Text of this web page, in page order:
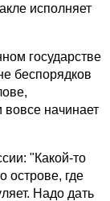
исполняет
государстве
беспорядков
начинает
"Какой-то
острове, где
Надо дать